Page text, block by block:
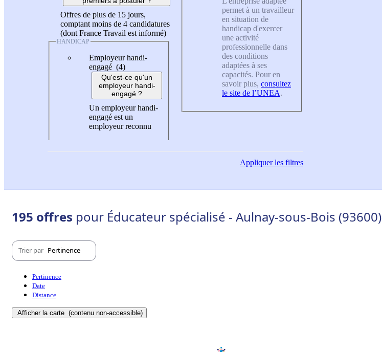
Offres de plus de 15 jours,
comptant moins de 4 candidatures
(dont France Travail est informé)
HANDICAP
Employeur handi-
engagé (4)
Qu'est-ce qu'un
employeur handi-
engagé ?
Un employeur handi-
engagé est un
employeur reconnu
permet à un travailleur
en situation de
handicap d'exercer
une activité
professionnelle dans
des conditions
adaptées à ses
capacités. Pour en
savoir plus, consultez
le site de l’UNEA.
Appliquerles filtres
195 offres pour Éducateur spécialisé - Aulnay-sous-Bois (93600)
Trier par Pertinence
Pertinence
Date
Distance
Afficher la carte (contenu non-accessible)